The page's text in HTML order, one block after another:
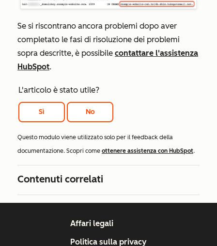
Se si riscontrano ancora problemi dopo aver
completato le fasi di risoluzione dei problemi
sopra descritte, è possibile contattare l'assistenza
HubSpot.
L'articolo è stato utile?
Sì No
Questo modulo viene utilizzato solo per il feedback della
documentazione. Scopri come ottenere assistenza con HubSpot.
Contenuti correlati
Affari legali
Politica sulla privacy